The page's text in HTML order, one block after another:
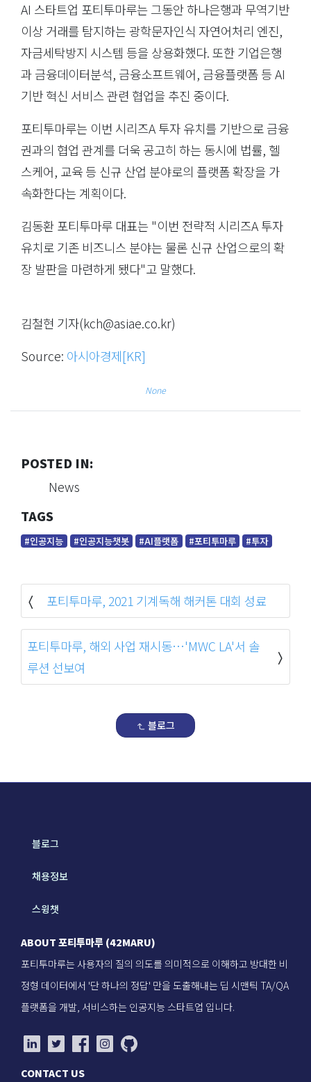
AI 스타트업 포티투마루는 그동안 하나은행과 무역기반
이상 거래를 탐지하는 광학문자인식 자연어처리 엔진,
자금세탁방지 시스템 등을 상용화했다. 또한 기업은행
과 금융데이터분석, 금융소프트웨어, 금융플랫폼 등 AI
기반 혁신 서비스 관련 협업을 추진 중이다.
포티투마루는 이번 시리즈A 투자 유치를 기반으로 금융
권과의 협업 관계를 더욱 공고히 하는 동시에 법률, 헬
스케어, 교육 등 신규 산업 분야로의 플랫폼 확장을 가
속화한다는 계획이다.
김동환 포티투마루 대표는 "이번 전략적 시리즈A 투자
유치로 기존 비즈니스 분야는 물론 신규 산업으로의 확
장 발판을 마련하게 됐다"고 말했다.
김철현 기자(kch@asiae.co.kr)
Source: 아시아경제[KR]
None
POSTED IN:
News
TAGS
#인공지능 #인공지능챗봇 #AI플랫폼 #포티투마루 #투자
포티투마루, 2021 기계독해 해커톤 대회 성료
블로그
포티투마루, 해외 사업 재시동…'MWC LA'서 솔
루션 선보여
블로그
채용정보
스윙챗
ABOUT 포티투마루 (42MARU)
포티투마루는 사용자의 질의 의도를 의미적으로 이해하고 방대한 비
정형 데이터에서 '단 하나의 정답' 만을 도출해내는 딥 시맨틱 TA/QA
플랫폼을 개발, 서비스하는 인공지능 스타트업 입니다.
CONTACT US